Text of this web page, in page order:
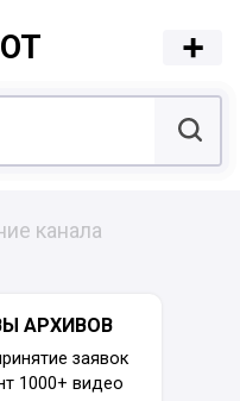
канала
АРХИВОВ
заявок
1000+ видео